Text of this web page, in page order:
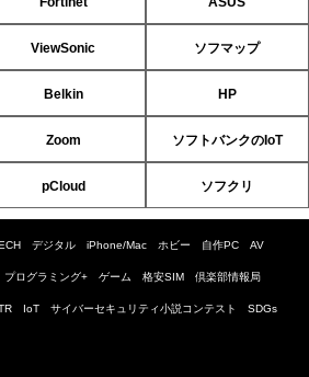
ViewSonic ソフマップ
Belkin HP
Zoom ソフトバンクのIoT
pCloud ソフクリ
デジタル iPhone/Mac ホビー 自作PC AV
プログラミング+ ゲーム 格安SIM 倶楽部情報局
IoT サイバーセキュリティ小説コンテスト SDGs